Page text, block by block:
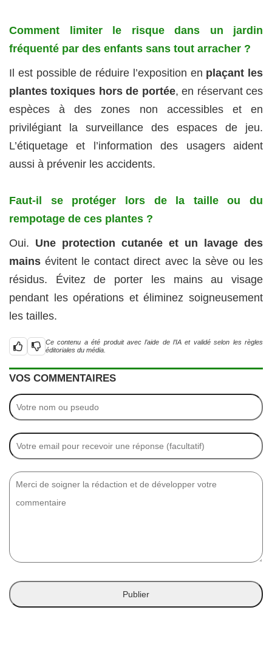
Comment limiter le risque dans un jardin
fréquenté par des enfants sans tout arracher ?
Il est possible de réduire l’exposition en plaçant les
plantes toxiques hors de portée, en réservant ces
espèces à des zones non accessibles et en
privilégiant la surveillance des espaces de jeu.
L’étiquetage et l’information des usagers aident
aussi à prévenir les accidents.
Faut‑il se protéger lors de la taille ou du
rempotage de ces plantes ?
Oui. Une protection cutanée et un lavage des
mains évitent le contact direct avec la sève ou les
résidus. Évitez de porter les mains au visage
pendant les opérations et éliminez soigneusement
les tailles.
Ce contenu a été produit avec l’aide de l’IA et validé selon les règles
éditoriales du média.
VOS COMMENTAIRES